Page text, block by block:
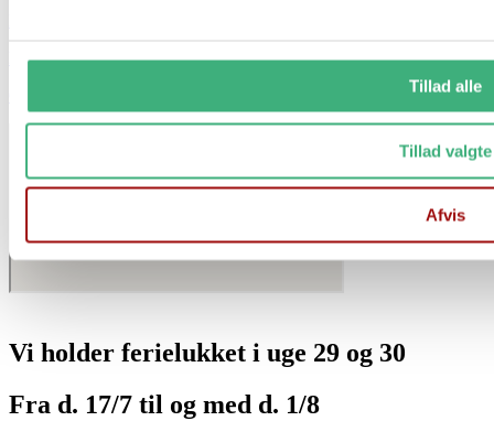
Tillad alle
Tillad valgte
Afvis
Persondatapolitik
Vi holder ferielukket i uge 29 og 30
Fra d. 17/7 til og med d. 1/8